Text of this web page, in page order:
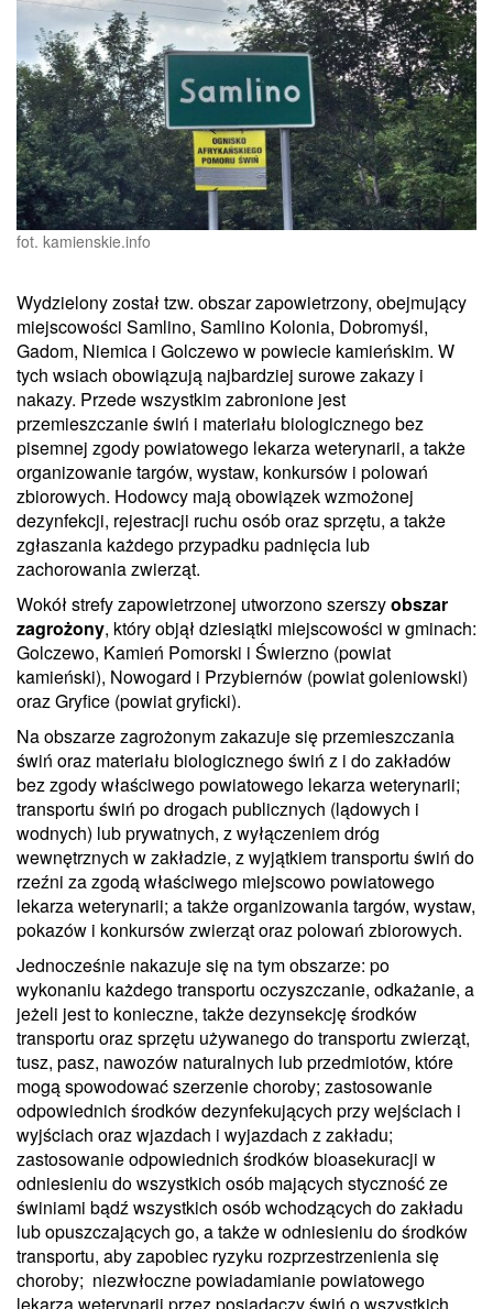
fot. kamienskie.info
Wydzielony został tzw. obszar zapowietrzony, obejmujący
miejscowości Samlino, Samlino Kolonia, Dobromyśl,
Gadom, Niemica i Golczewo w powiecie kamieńskim. W
tych wsiach obowiązują najbardziej surowe zakazy i
nakazy. Przede wszystkim zabronione jest
przemieszczanie świń i materiału biologicznego bez
pisemnej zgody powiatowego lekarza weterynarii, a także
organizowanie targów, wystaw, konkursów i polowań
zbiorowych. Hodowcy mają obowiązek wzmożonej
dezynfekcji, rejestracji ruchu osób oraz sprzętu, a także
zgłaszania każdego przypadku padnięcia lub
zachorowania zwierząt.
Wokół strefy zapowietrzonej utworzono szerszyobszar
zagrożony, który objął dziesiątki miejscowości w gminach:
Golczewo, Kamień Pomorski i Świerzno (powiat
kamieński), Nowogard i Przybiernów (powiat goleniowski)
oraz Gryfice (powiat gryficki).
Na obszarze zagrożonym zakazuje się przemieszczania
świń oraz materiału biologicznego świń z i do zakładów
bez zgody właściwego powiatowego lekarza weterynarii;
transportu świń po drogach publicznych (lądowych i
wodnych) lub prywatnych, z wyłączeniem dróg
wewnętrznych w zakładzie, z wyjątkiem transportu świń do
rzeźni za zgodą właściwego miejscowo powiatowego
lekarza weterynarii; a także organizowania targów, wystaw,
pokazów i konkursów zwierząt oraz polowań zbiorowych.
Jednocześnie nakazuje się na tym obszarze: po
wykonaniu każdego transportu oczyszczanie, odkażanie, a
jeżeli jest to konieczne, także dezynsekcję środków
transportu oraz sprzętu używanego do transportu zwierząt,
tusz, pasz, nawozów naturalnych lub przedmiotów, które
mogą spowodować szerzenie choroby; zastosowanie
odpowiednich środków dezynfekujących przy wejściach i
wyjściach oraz wjazdach i wyjazdach z zakładu;
zastosowanie odpowiednich środków bioasekuracji w
odniesieniu do wszystkich osób mających styczność ze
świniami bądź wszystkich osób wchodzących do zakładu
lub opuszczających go, a także w odniesieniu do środków
transportu, aby zapobiec ryzyku rozprzestrzenienia się
choroby; niezwłoczne powiadamianie powiatowego
lekarza weterynarii przez posiadaczy świń o wszystkich